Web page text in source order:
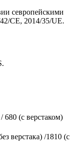
севропейскими
CE, 2014/35/UE.
680 (с верстаком)
верстака) /1810 (с